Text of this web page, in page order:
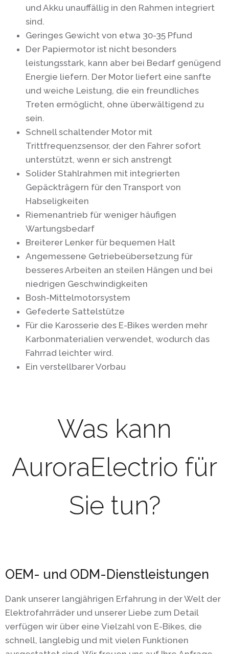
und Akku unauffällig in den Rahmen integriert
sind.
Geringes Gewicht von etwa 30-35 Pfund
Der Papiermotor ist nicht besonders
leistungsstark, kann aber bei Bedarf genügend
Energie liefern. Der Motor liefert eine sanfte
und weiche Leistung, die ein freundliches
Treten ermöglicht, ohne überwältigend zu
sein.
Schnell schaltender Motor mit
Trittfrequenzsensor, der den Fahrer sofort
unterstützt, wenn er sich anstrengt
Solider Stahlrahmen mit integrierten
Gepäckträgern für den Transport von
Habseligkeiten
Riemenantrieb für weniger häufigen
Wartungsbedarf
Breiterer Lenker für bequemen Halt
Angemessene Getriebeübersetzung für
besseres Arbeiten an steilen Hängen und bei
niedrigen Geschwindigkeiten
Bosh-Mittelmotorsystem
Gefederte Sattelstütze
Für die Karosserie des E-Bikes werden mehr
Karbonmaterialien verwendet, wodurch das
Fahrrad leichter wird.
Ein verstellbarer Vorbau
Was kann
AuroraElectrio für
Sie tun?
OEM- und ODM-Dienstleistungen
Dank unserer langjährigen Erfahrung in der Welt der
Elektrofahrräder und unserer Liebe zum Detail
verfügen wir über eine Vielzahl von E-Bikes, die
schnell, langlebig und mit vielen Funktionen